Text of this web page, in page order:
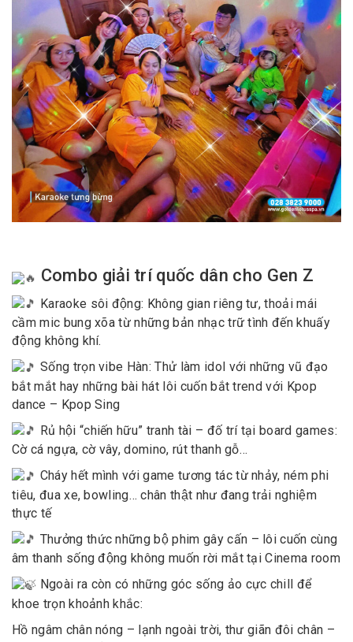
Combo giải trí quốc dân cho Gen Z
Karaoke sôi động: Không gian riêng tư, thoải mái
cầm mic bung xõa từ những bản nhạc trữ tình đến khuấy
động không khí.
Sống trọn vibe Hàn: Thử làm idol với những vũ đạo
bắt mắt hay những bài hát lôi cuốn bắt trend với Kpop
dance – Kpop Sing
Rủ hội “chiến hữu” tranh tài – đố trí tại board games:
Cờ cá ngựa, cờ vây, domino, rút thanh gỗ…
Cháy hết mình với game tương tác từ nhảy, ném phi
tiêu, đua xe, bowling… chân thật như đang trải nghiệm
thực tế
Thưởng thức những bộ phim gây cấn – lôi cuốn cùng
âm thanh sống động không muốn rời mắt tại Cinema room
Ngoài ra còn có những góc sống ảo cực chill để
khoe trọn khoảnh khắc:
Hồ ngâm chân nóng – lạnh ngoài trời, thư giãn đôi chân –